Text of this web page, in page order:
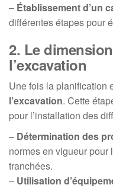
– Établissement d’un
différentes étapes pour
2. Le
l’excavation
Une fois la planification
l’excavation. Cette
pour l’installation des
– Détermination des
normes en vigueur
tranchées.
– Utilisation